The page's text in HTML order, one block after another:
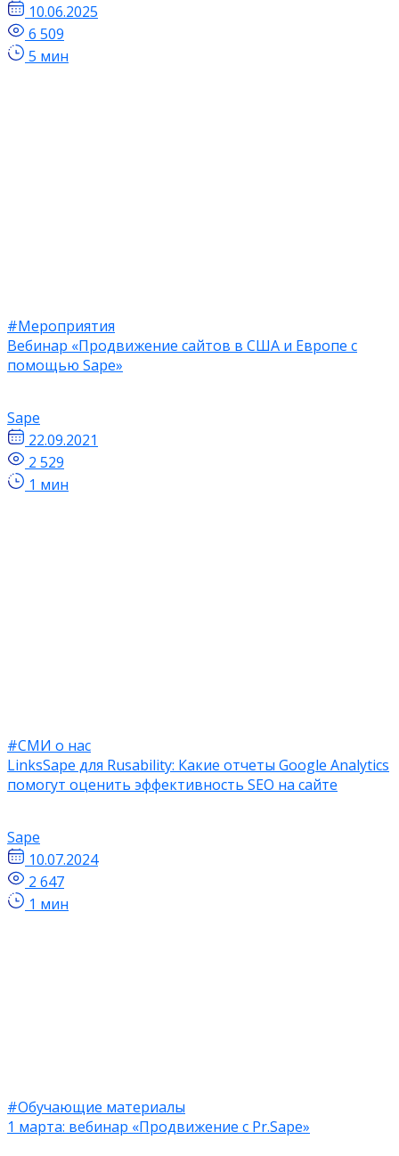
10.06.2025
6 509
5 мин
#Мероприятия
Вебинар «Продвижение сайтов в США и Европе с
помощью Sape»
Sape
22.09.2021
2 529
1 мин
#СМИ о нас
LinksSape для Rusability: Какие отчеты Google Analytics
помогут оценить эффективность SEO на сайте
Sape
10.07.2024
2 647
1 мин
#Обучающие материалы
1 марта: вебинар «Продвижение с Pr.Sape»